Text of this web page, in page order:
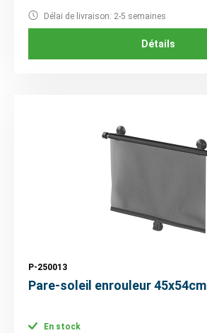
Délai de livraison: 2-5 semaines
Détails
P-250013
Pare-soleil enrouleur
En stock